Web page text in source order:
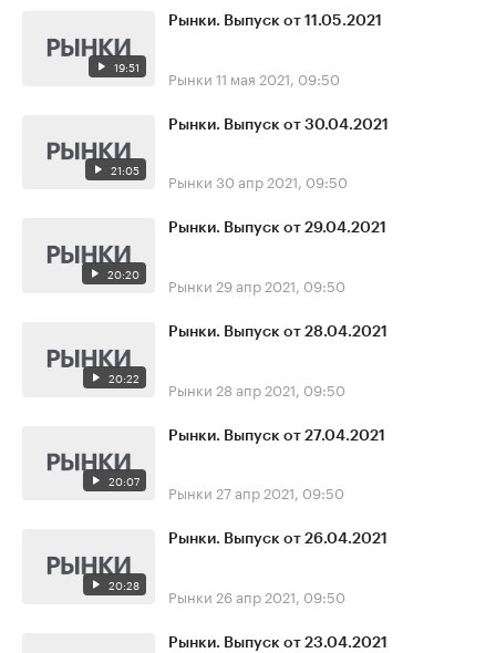
19:51
Рынки. Выпуск от 11.05.2021
Рынки 11 мая 2021, 09:50
21:05
Рынки. Выпуск от 30.04.2021
Рынки 30 апр 2021, 09:50
20:20
Рынки. Выпуск от 29.04.2021
Рынки 29 апр 2021, 09:50
20:22
Рынки. Выпуск от 28.04.2021
Рынки 28 апр 2021, 09:50
20:07
Рынки. Выпуск от 27.04.2021
Рынки 27 апр 2021, 09:50
20:28
Рынки. Выпуск от 26.04.2021
Рынки 26 апр 2021, 09:50
Рынки. Выпуск от 23.04.2021